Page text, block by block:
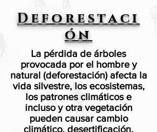
Deforestaci
ón
La pérdida de árboles
provocada por el hombre y
natural (deforestación) afecta la
vida silvestre, los ecosistemas,
los patrones climáticos e
incluso y otra vegetación
pueden causar cambio
climático, desertificación,